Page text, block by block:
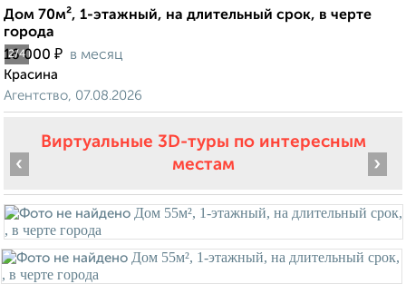
2/4
Дом 70м², 1-этажный, на длительный срок, в черте
города
16 000 ₽ в месяц
Красина
Агентство, 07.08.2026
Виртуальные 3D-туры по интересным
местам
‹ ›